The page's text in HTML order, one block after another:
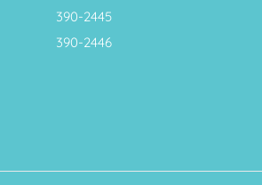
390-2445
390-2446